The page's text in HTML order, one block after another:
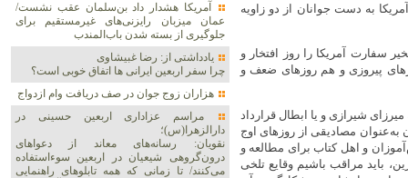
گفتند: تسخیر سفارت آمریکا به دست جوانان از دو زاویه
در تسخیر سفارت آمریکا را روز افتخار و
پیروزی و هم روز‌های ضعف و
شیرازی و یا ابطال قرارداد
به‌عنوان مصادیقی از روز‌های اوج
و اهل کتاب برای مطالعه و
باید مراقب باشیم وقایع تلخی
آمریکا هشدار داد بن‌سلمان عقب نشست/
عمان میزبان رایزنی‌های غیرمستقیم برای
جلوگیری از بسته شدن باب‌المندب
یادداشتی از: رضا غبیشاوی
چرا سفر اربعین ایرانی ها اتفاق خوبی است؟
هزاران زوج‌ جوان در صف دریافت وام ازدواج
مراسم عزاداری اربعین حسینی در
دارالزهرا(س)؛
نقویان: رسانه‌های معاند از دعواهای
درون‌گروهی شیعیان در اربعین سوءاستفاده
می‌کنند/ تا زمانی که همه تابلوهای راهنمایی